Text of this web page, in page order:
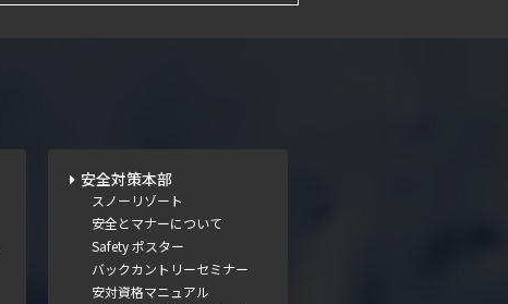
安全対策本部
スノーリゾート
安全とマナーについて
Safety ポスター
バックカントリーセミナー
安対資格マニュアル